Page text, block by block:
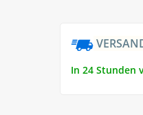
In 24 Stunden